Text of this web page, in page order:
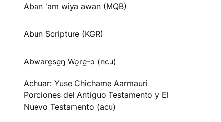
Aban 'am wiya awan (MQB)
Abun Scripture (KGR)
Abware̱se̱ŋ Wo̱re̱-ɔ (ncu)
Achuar: Yuse Chichame Aarmauri
Porciones del Antiguo Testamento y El
Nuevo Testamento (acu)